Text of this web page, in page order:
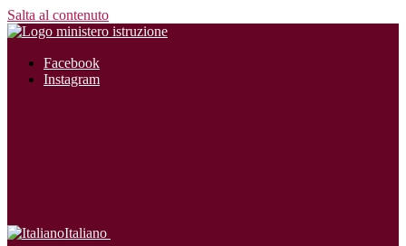
Salta al contenuto
Facebook
Instagram
Italiano